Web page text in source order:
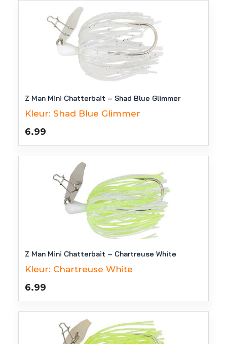
Z Man Mini Chatterbait – Shad Blue Glimmer
Kleur: Shad Blue Glimmer
6.99
Z Man Mini Chatterbait – Chartreuse White
Kleur: Chartreuse White
6.99